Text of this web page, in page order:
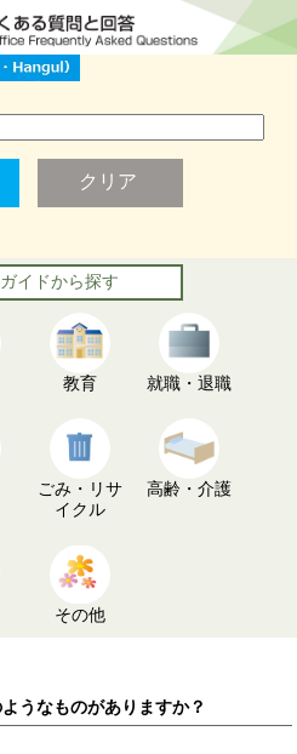
イドから探す
教育 就職・退職
ごみ・リサ
イクル
高齢・介護
その他
うなものがありますか？